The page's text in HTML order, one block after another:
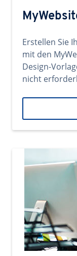
Erstellen Sie
mit den
Design-
nicht